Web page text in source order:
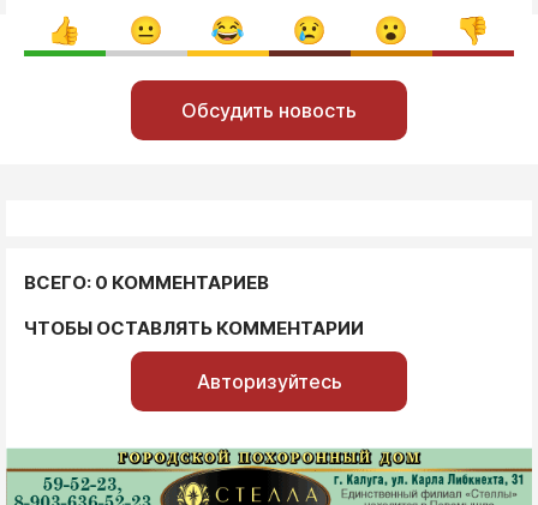
Обсудить новость
ВСЕГО: 0 КОММЕНТАРИЕВ
ЧТОБЫ ОСТАВЛЯТЬ КОММЕНТАРИИ
Авторизуйтесь